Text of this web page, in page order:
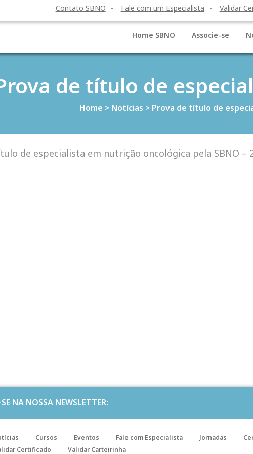
Contato SBNO Fale com um Especialista Validar
Home SBNO Associe-se
de título de
Home > Notícias > Prova de título de
de especialista em nutrição oncológica pela SBNO –
NA NOSSA NEWSLETTER:
Cursos Eventos Fale com Especialista Jornadas
Certificado Validar Carteirinha